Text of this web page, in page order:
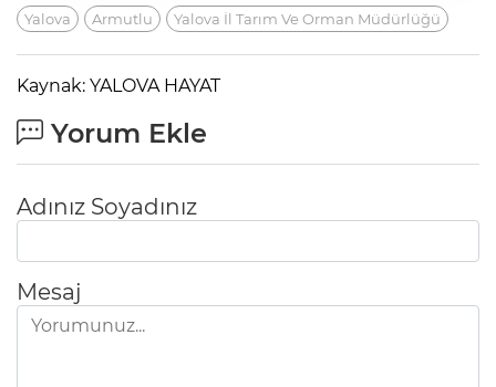
Yalova Armutlu Yalova İl Tarım Ve Orman Müdürlüğü
Kaynak: YALOVA HAYAT
Yorum Ekle
Adınız Soyadınız
Mesaj